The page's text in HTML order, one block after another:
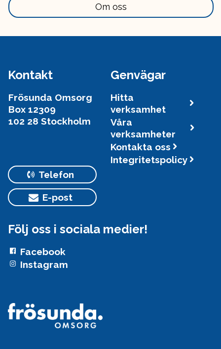
här
Läs
mer
Om oss
Kontakt
Frösunda Omsorg
Box 12309
102 28 Stockholm
Telefon
E-post
Genvägar
Hitta
verksamhet
Våra
verksamheter
Kontakta oss
Integritetspolicy
Följ oss i sociala medier!
Facebook
Instagram